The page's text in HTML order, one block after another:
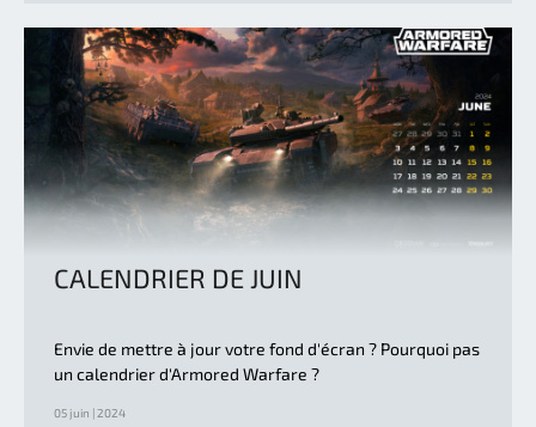
CALENDRIER DE JUIN
Envie de mettre à jour votre fond d'écran ? Pourquoi pas
un calendrier d'Armored Warfare ?
05 juin | 2024